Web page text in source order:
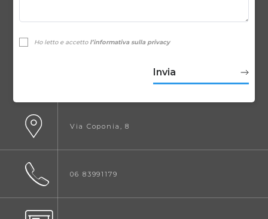
Via Coponia, 8
06 83991179
Ho letto e accetto l’informativa sulla privacy